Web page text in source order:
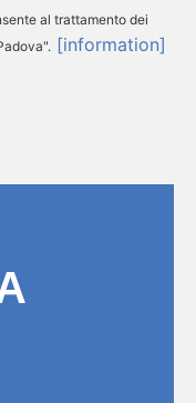
al trattamento dei
[information]